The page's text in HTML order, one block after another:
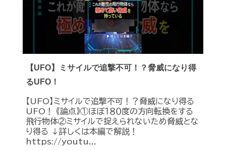
【UFO】ミサイルで追撃不可！？脅威になり得
るUFO！
【UFO】ミサイルで追撃不可！？脅威になり得る
UFO！ 《論点》①ほぼ１８０度の方向転換をする
飛行物体②ミサイルで捉えられないため脅威とな
り得る ↓詳しくは本編で解説！
https://youtu...